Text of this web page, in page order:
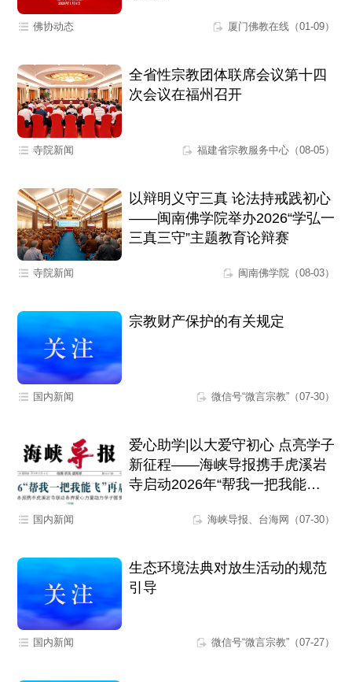
厦门佛教在线（01-09）
佛协动态
全省性宗教团体联席会议第十四
次会议在福州召开
福建省宗教服务中心（08-05）
寺院新闻
以辩明义守三真 论法持戒践初心
——闽南佛学院举办2026“学弘一
三真三守”主题教育论辩赛
闽南佛学院（08-03）
寺院新闻
宗教财产保护的有关规定
微信号“微言宗教”（07-30）
国内新闻
爱心助学|以大爱守初心 点亮学子
新征程——海峡导报携手虎溪岩
寺启动2026年“帮我一把我能
海峡导报、台海网（07-30）
国内新闻
生态环境法典对放生活动的规范
引导
微信号“微言宗教”（07-27）
国内新闻